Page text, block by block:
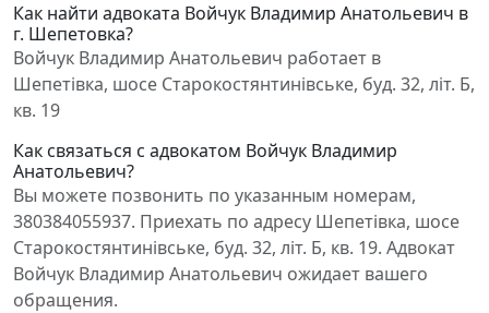
Как найти адвоката Войчук Владимир Анатольевич в
г. Шепетовка?
Войчук Владимир Анатольевич работает в
Шепетівка, шосе Старокостянтинівське, буд. 32, літ. Б,
кв. 19
Как связаться с адвокатом Войчук Владимир
Анатольевич?
Вы можете позвонить по указанным номерам,
380384055937. Приехать по адресу Шепетівка, шосе
Старокостянтинівське, буд. 32, літ. Б, кв. 19. Адвокат
Войчук Владимир Анатольевич ожидает вашего
обращения.